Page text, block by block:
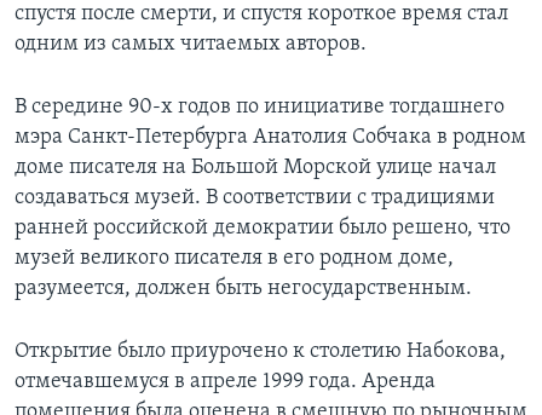
спустя после смерти, и спустя короткое время стал
одним из самых читаемых авторов.
В середине 90-х годов по инициативе тогдашнего
мэра Санкт-Петербурга Анатолия Собчака в родном
доме писателя на Большой Морской улице начал
создаваться музей. В соответствии с традициями
ранней российской демократии было решено, что
музей великого писателя в его родном доме,
разумеется, должен быть негосударственным.
Открытие было приурочено к столетию Набокова,
отмечавшемуся в апреле 1999 года. Аренда